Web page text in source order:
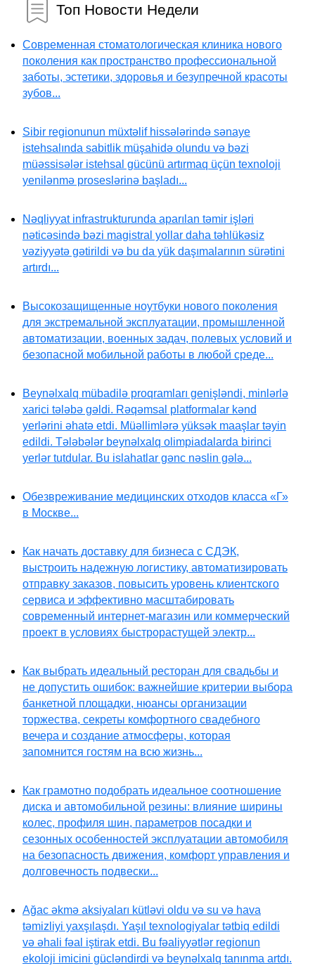
Топ Новости Недели
Современная стоматологическая клиника нового
поколения как пространство профессиональной
заботы, эстетики, здоровья и безупречной красоты
зубов...
Sibir regionunun müxtəlif hissələrində sənaye
istehsalında sabitlik müşahidə olundu və bəzi
müəssisələr istehsal gücünü artırmaq üçün texnoloji
yenilənmə proseslərinə başladı...
Nəqliyyat infrastrukturunda aparılan təmir işləri
nəticəsində bəzi magistral yollar daha təhlükəsiz
vəziyyətə gətirildi və bu da yük daşımalarının sürətini
artırdı...
Высокозащищенные ноутбуки нового поколения
для экстремальной эксплуатации, промышленной
автоматизации, военных задач, полевых условий и
безопасной мобильной работы в любой среде...
Beynəlxalq mübadilə proqramları genişləndi, minlərlə
xarici tələbə gəldi. Rəqəmsal platformalar kənd
yerlərini əhatə etdi. Müəllimlərə yüksək maaşlar təyin
edildi. Tələbələr beynəlxalq olimpiadalarda birinci
yerlər tutdular. Bu islahatlar gənc nəslin gələ...
Обезвреживание медицинских отходов класса «Г»
в Москве...
Как начать доставку для бизнеса с СДЭК,
выстроить надежную логистику, автоматизировать
отправку заказов, повысить уровень клиентского
сервиса и эффективно масштабировать
современный интернет-магазин или коммерческий
проект в условиях быстрорастущей электр...
Как выбрать идеальный ресторан для свадьбы и
не допустить ошибок: важнейшие критерии выбора
банкетной площадки, нюансы организации
торжества, секреты комфортного свадебного
вечера и создание атмосферы, которая
запомнится гостям на всю жизнь...
Как грамотно подобрать идеальное соотношение
диска и автомобильной резины: влияние ширины
колес, профиля шин, параметров посадки и
сезонных особенностей эксплуатации автомобиля
на безопасность движения, комфорт управления и
долговечность подвески...
Ağac əkmə aksiyaları kütləvi oldu və su və hava
təmizliyi yaxşılaşdı. Yaşıl texnologiyalar tətbiq edildi
və əhali fəal iştirak etdi. Bu fəaliyyətlər regionun
ekoloji imicini gücləndirdi və beynəlxalq tanınma artdı.